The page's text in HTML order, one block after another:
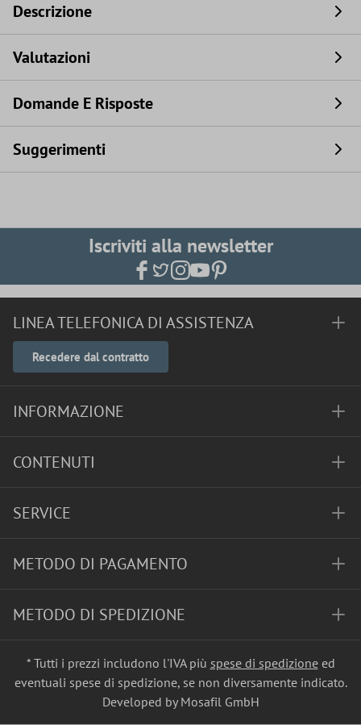
Descrizione
Valutazioni
Domande E Risposte
Suggerimenti
Iscriviti alla newsletter
LINEA TELEFONICA DI ASSISTENZA
Recedere dal contratto
INFORMAZIONE
CONTENUTI
SERVICE
METODO DI PAGAMENTO
METODO DI SPEDIZIONE
* Tutti i prezzi includono l'IVA più spese di spedizioneed
eventuali spese di spedizione, se non diversamente indicato.
Developed by Mosafil GmbH